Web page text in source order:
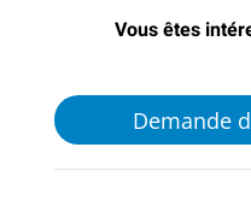
Vous êtes
Demande